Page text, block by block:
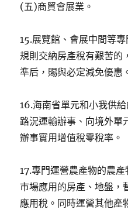
(五)商貿會展業。
15.展覽館、會展中間等
規則交納房產稅有艱苦的
準后，賜與必定減免優惠
16.海南省單元和小我供
路況運輸辦事、向境外
辦事實用增值稅零稅率。
17.專門運營農產物的農
市場應用的房產、地盤，
應用稅。同時運營其他產